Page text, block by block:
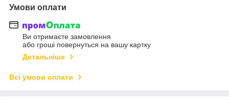
Умови оплати
Ви отримаєте замовлення
або гроші повернуться на вашу картку
Детальніше
Всі умови оплати